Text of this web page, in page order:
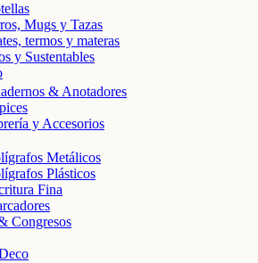
Mugs y Tazas
termos y materas
y Sustentables
& Anotadores
y Accesorios
Metálicos
Plásticos
Fina
Congresos